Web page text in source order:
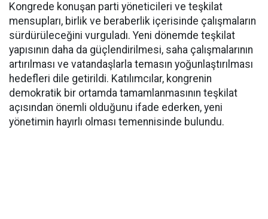
Kongrede konuşan parti yöneticileri ve teşkilat
mensupları, birlik ve beraberlik içerisinde çalışmaların
sürdürüleceğini vurguladı. Yeni dönemde teşkilat
yapısının daha da güçlendirilmesi, saha çalışmalarının
artırılması ve vatandaşlarla temasın yoğunlaştırılması
hedefleri dile getirildi. Katılımcılar, kongrenin
demokratik bir ortamda tamamlanmasının teşkilat
açısından önemli olduğunu ifade ederken, yeni
yönetimin hayırlı olması temennisinde bulundu.